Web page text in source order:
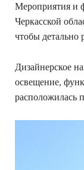
Мероприятия и
Черкасской
чтобы детально
Дизайнерское
освещение,
расположилась